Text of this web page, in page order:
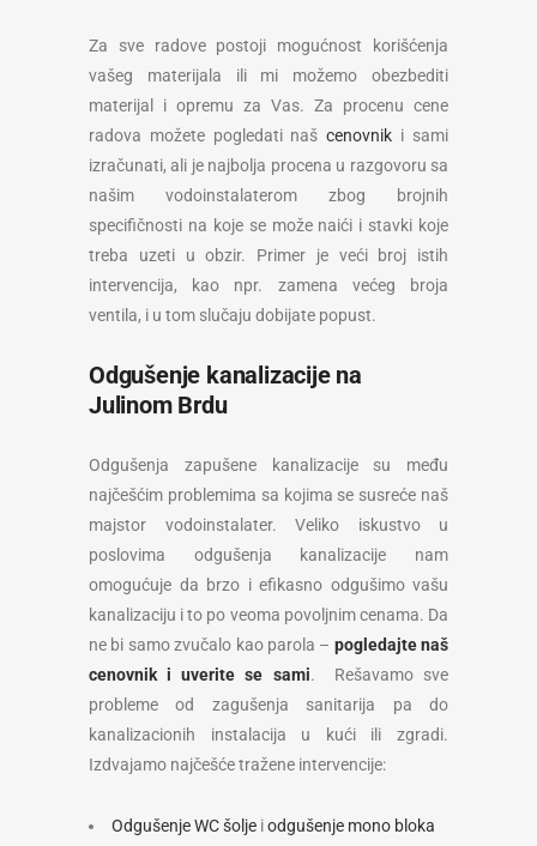
Za sve radove postoji mogućnost korišćenja
vašeg materijala ili mi možemo obezbediti
materijal i opremu za Vas. Za procenu cene
radova možete pogledati našcenovnik i sami
izračunati, ali je najbolja procena u razgovoru sa
našim vodoinstalaterom zbog brojnih
specifičnosti na koje se može naići i stavki koje
treba uzeti u obzir. Primer je veći broj istih
intervencija, kao npr. zamena većeg broja
ventila, i u tom slučaju dobijate popust.
Odgušenje kanalizacije na
Julinom Brdu
Odgušenja zapušene kanalizacije su među
najčešćim problemima sa kojima se susreće naš
majstor vodoinstalater. Veliko iskustvo u
poslovima odgušenja kanalizacije nam
omogućuje da brzo i efikasno odgušimo vašu
kanalizaciju i to po veoma povoljnim cenama. Da
ne bi samo zvučalo kao parola – pogledajte naš
cenovnik i uverite se sami. Rešavamo sve
probleme od zagušenja sanitarija pa do
kanalizacionih instalacija u kući ili zgradi.
Izdvajamo najčešće tražene intervencije:
Odgušenje WC šolje iodgušenje mono bloka